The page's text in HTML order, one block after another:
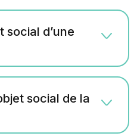
social d’une
social de la